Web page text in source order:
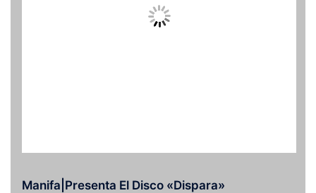
Manifa|Presenta El Disco «Dispara»